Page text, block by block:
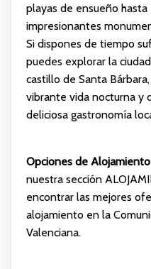
playas de ensueño hasta
impresionantes
Si dispones de tiempo
puedes explorar la
castillo de Santa
vibrante vida nocturna y
deliciosa gastronomía
Opciones de Alojamiento
nuestra sección
encontrar las mejores
alojamiento en la
Valenciana.